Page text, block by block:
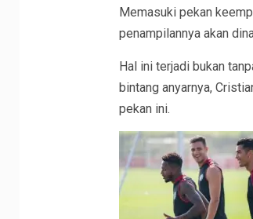
Memasuki pekan
penampilannya akan
Hal ini terjadi bukan
bintang anyarnya,
pekan ini.